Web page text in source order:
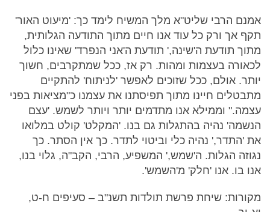
אמנם הרבי שליט"א מלך המשיח לימד כך: 'מיעוט האור'
תקף אך ורק כל עוד אנו חיים מתוך התודעה הגלותית,
מתוך תודעת ה'שינה,' תודעת ה'אני הנפרד' שאינו כלול
לכאורה בעצמות ומהות. רק אז, ככל שמתקרבים, חשוך
יותר. אולם, ככל שזוכים לאפשר 'לניתוח' להתקיים
מתבטלים חיינו מתוך תפיסתנו את עצמנו כ"מציאות בפני
עצמה." וממילא אנו מתדמים יותר ויותר לשמש. 'עצם
הנשמה' נהיה בהתגלות גם בנו. 'המקלט' קולט במלואו
את 'התדר,' נהיה כלי וביטוי לתדר. כך אין הסתר. כך
נגוזה הגלות. ה'שמש,' המשפיע, הרבי, הקב"ה, גלוי בנו,
אנו בו. אנו 'חלק' מ'השמש'.
מקורות: שיחת פרשת תולדות תשנ"ב – סעיפים ח-ט,